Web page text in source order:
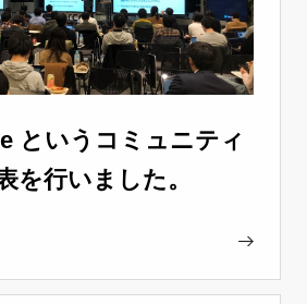
というコミュニティ
を行いました。